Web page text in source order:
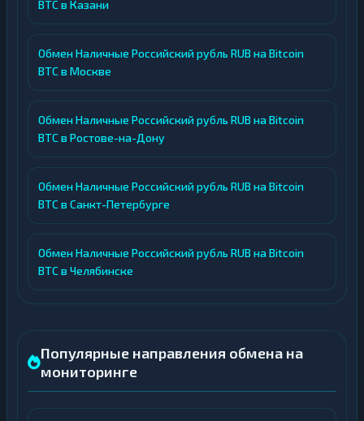
BTC в Казани
Обмен Наличные Российский рубль RUB на Bitcoin
BTC в Москве
Обмен Наличные Российский рубль RUB на Bitcoin
BTC в Ростове-на-Дону
Обмен Наличные Российский рубль RUB на Bitcoin
BTC в Санкт-Петербурге
Обмен Наличные Российский рубль RUB на Bitcoin
BTC в Челябинске
Популярные направления обмена на
мониторинге